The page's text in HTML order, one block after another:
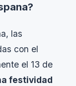
las
con el
el 13 de
festividad